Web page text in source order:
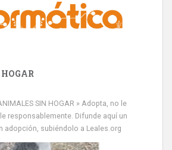
SIN HOGAR » Adopta, no le
responsablemente. Difunde aquí un
adopción, subiéndolo a Leales.org